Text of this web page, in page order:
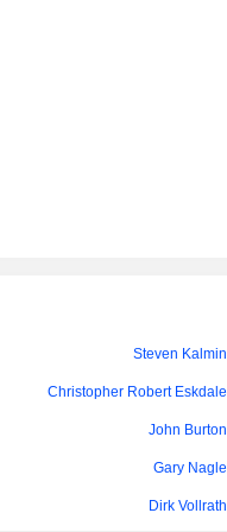
Matthew Rowlinson
Ignacio Shimamoto
Siri Genik
Steven Kalmin
Christopher Robert Eskdale
John Burton
Gary Nagle
Dirk Vollrath